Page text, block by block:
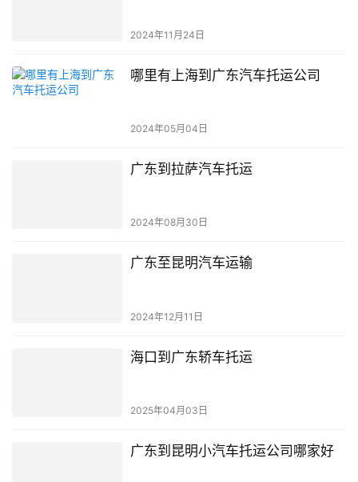
2024年11月24日
哪里有上海到广东汽车托运公司
2024年05月04日
广东到拉萨汽车托运
2024年08月30日
广东至昆明汽车运输
2024年12月11日
海口到广东轿车托运
2025年04月03日
广东到昆明小汽车托运公司哪家好